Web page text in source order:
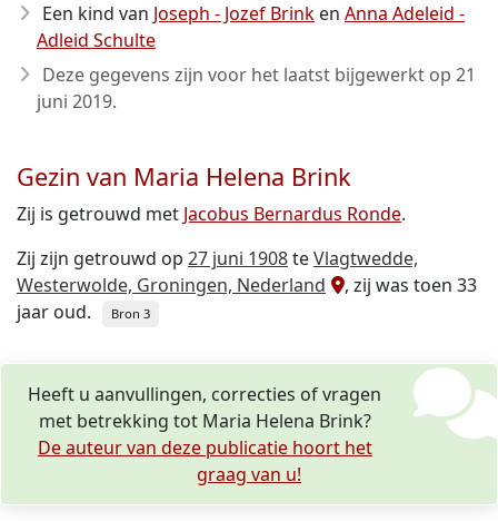
Een kind van Joseph - Jozef Brink en Anna Adeleid -
Adleid Schulte
Deze gegevens zijn voor het laatst bijgewerkt op 21
juni 2019.
Gezin van Maria Helena Brink
Zij is getrouwd met Jacobus Bernardus Ronde.
Zij zijn getrouwd op 27 juni 1908teVlagtwedde,
Westerwolde, Groningen, Nederland
, zij was toen 33
jaar oud.
Bron 3
Heeft u aanvullingen, correcties of vragen
met betrekking tot Maria Helena Brink?
De auteur van deze publicatie hoort het
graag van u!